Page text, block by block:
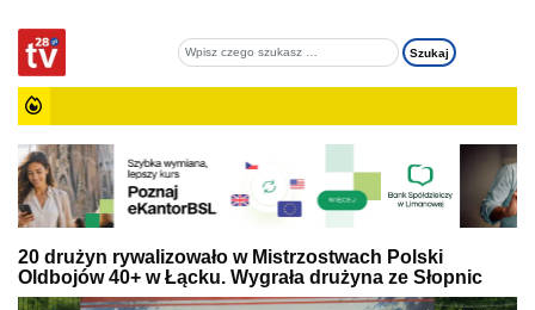
20 drużyn rywalizowało w Mistrzostwach Polski
Oldbojów 40+ w Łącku. Wygrała drużyna ze Słopnic